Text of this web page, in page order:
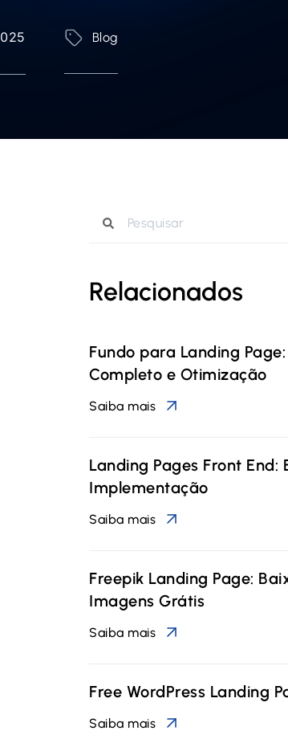
Blog
Relacionados
Fundo para Landing
Completo e Otimização
Saiba mais
Landing Pages Front End:
Implementação
Saiba mais
Freepik Landing Page:
Imagens Grátis
Saiba mais
Free WordPress Landing
Saiba mais